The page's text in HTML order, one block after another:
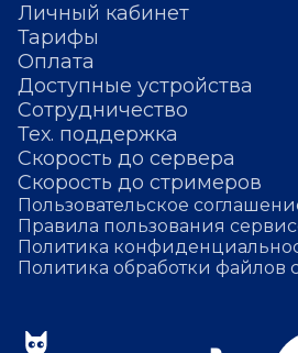
Личный кабинет
Тарифы
Оплата
Доступные устройства
Сотрудничество
Тех. поддержка
Скорость до сервера
Скорость до стримеров
Пользовательское
Правила пользования
Политика
Политика обработки файлов